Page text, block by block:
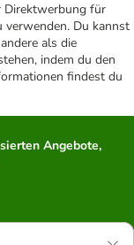
Direktwerbung für
verwenden. Du kannst
als die
indem du den
findest du
Angebote,